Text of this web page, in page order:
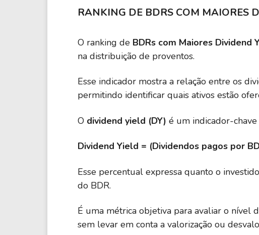
RANKING DE BDRS COM MAIORES
O ranking de BDRs com Maiores Dividend
na distribuição de proventos.
Esse indicador mostra a relação entre os
permitindo identificar quais ativos estão
O dividend yield (DY) é um indicador-
Dividend Yield = (Dividendos pagos por
Esse percentual expressa quanto o
do BDR.
É uma métrica objetiva para avaliar o nível
sem levar em conta a valorização ou